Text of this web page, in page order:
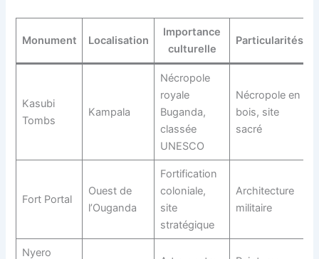
Monument Localisation
Importance
culturelle
Particularités
Kasubi
Tombs
Kampala
Nécropole
royale
Buganda,
classée
UNESCO
Nécropole en
bois, site
sacré
Fort Portal
Ouest de
l’Ouganda
Fortification
coloniale,
site
stratégique
Architecture
militaire
Nyero